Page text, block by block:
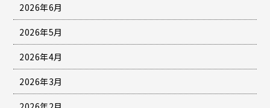
2026年6月
2026年5月
2026年4月
2026年3月